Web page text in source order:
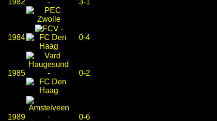
1982 - 3-1
1984
-
0-4
1985 - 0-2
1989 - 0-6